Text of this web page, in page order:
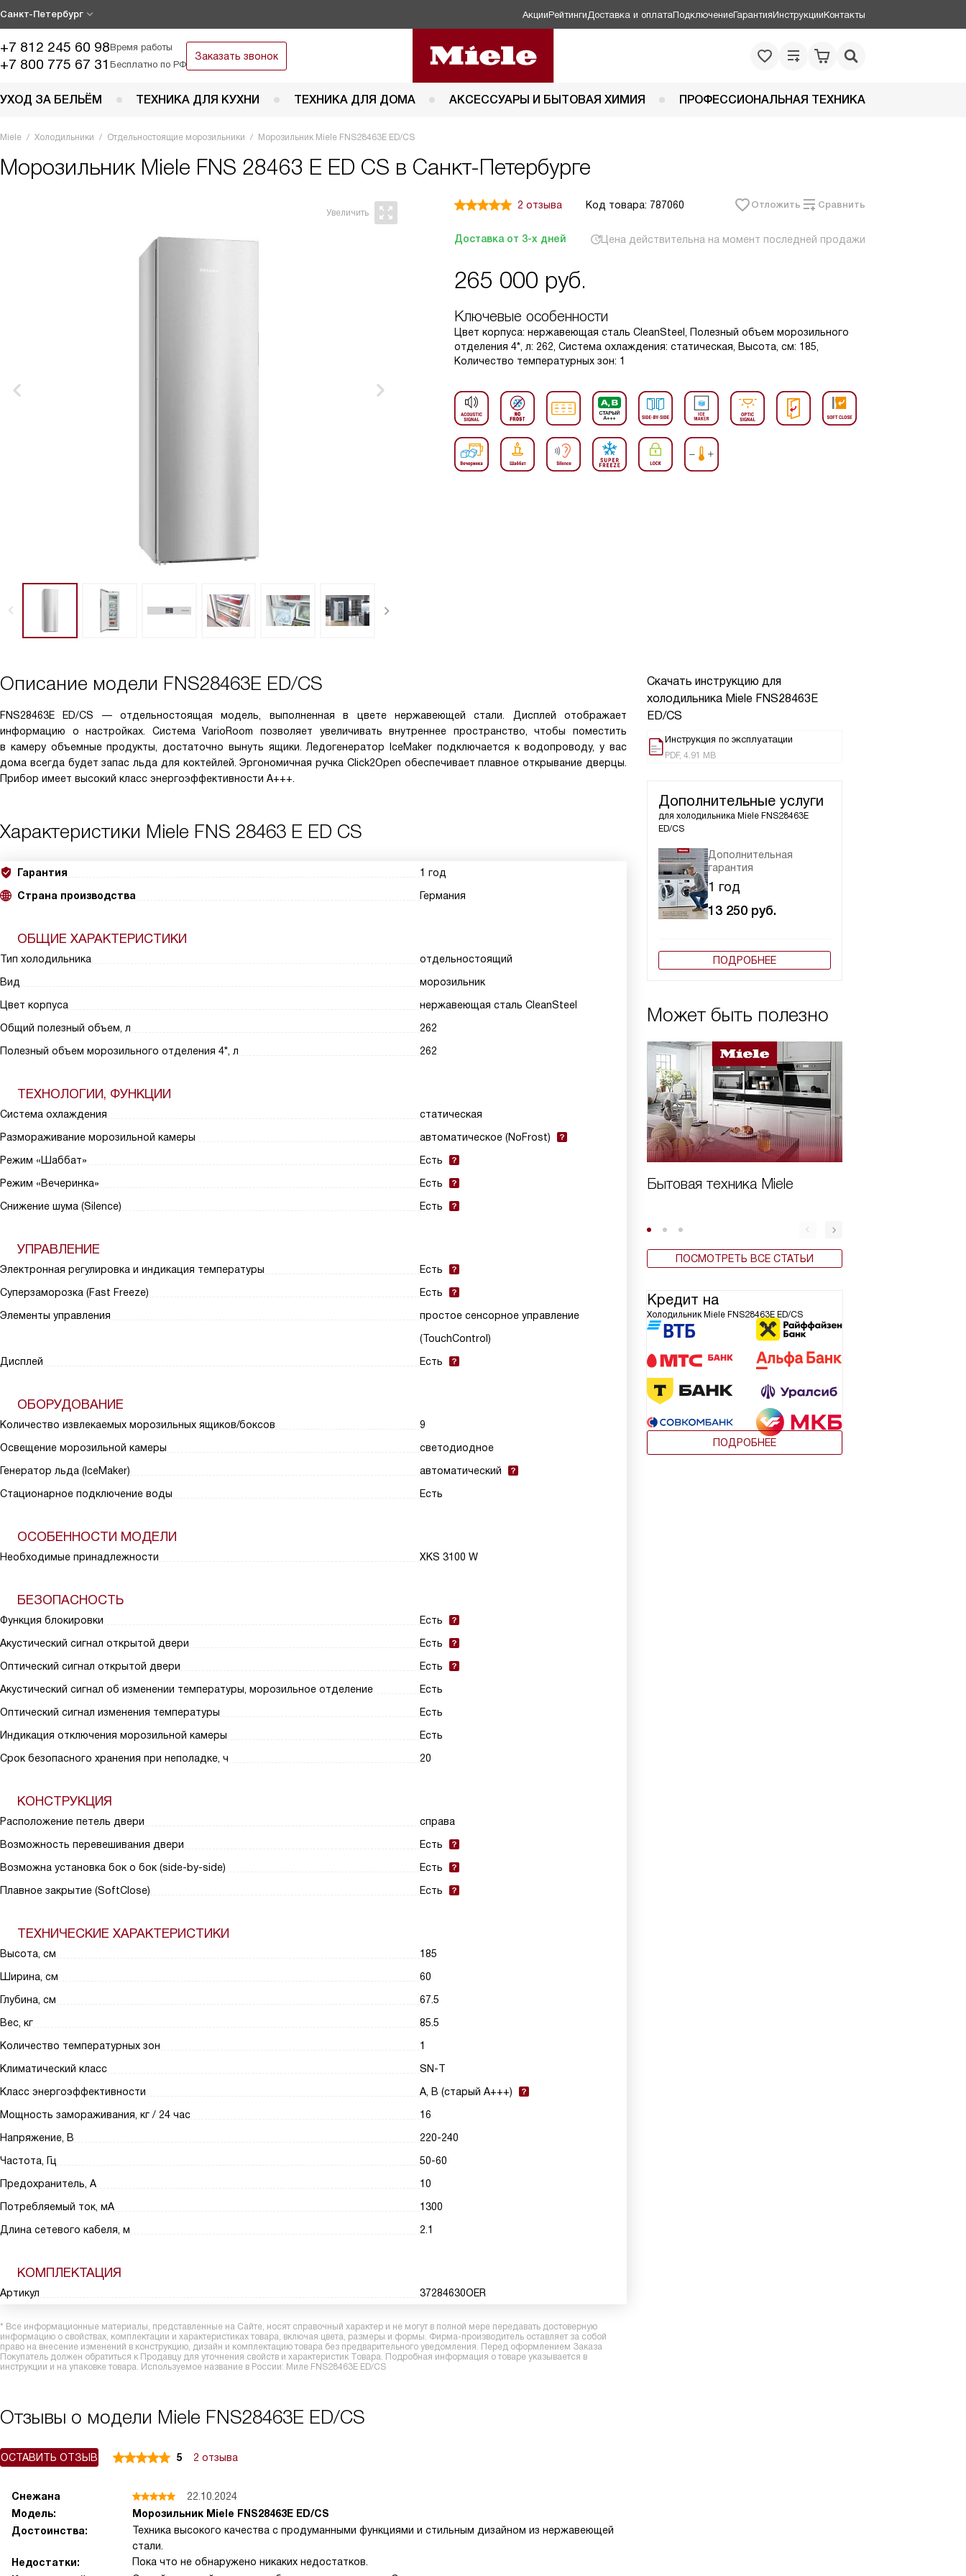
Санкт-Петербург АкцииРейтинги Доставка и оплатаПодключениеГарантияИнструкцииКонтакты
+7 812 245 60 98Время работы
+7 800 775 67 31 Бесплатно по РФ
Заказать звонок
УХОД ЗА БЕЛЬЁМ ТЕХНИКА ДЛЯ КУХНИ ТЕХНИКА ДЛЯ ДОМА АКСЕССУАРЫ И БЫТОВАЯ ХИМИЯ ПРОФЕССИОНАЛЬНАЯ ТЕХНИКА
Miele Холодильники Отдельностоящие морозильники Морозильник Miele FNS28463E ED/CS
Морозильник Miele FNS 28463 E ED CS в Санкт-Петербурге
2 отзыва Код товара: 787060 Отложить Сравнить
Доставка от 3-х дней Цена действительна на момент последней продажи
265 000 руб.
Ключевые особенности
Цвет корпуса: нержавеющая сталь CleanSteel, Полезный объем морозильного
отделения 4*, л: 262, Система охлаждения: статическая, Высота, см: 185,
Количество температурных зон: 1
Скачать инструкцию для
холодильника Miele FNS28463E
ED/CS
Инструкция по эксплуатации
PDF, 4.91 MB
Дополнительные услуги
для холодильника Miele FNS28463E
ED/CS
Дополнительная
гарантия
1 год
13 250 руб.
ПОДРОБНЕЕ
Может быть полезно
Бытовая техника Miele
ПОСМОТРЕТЬ ВСЕ СТАТЬИ
Кредит на
Холодильник Miele FNS28463E ED/CS
ПОДРОБНЕЕ
Описание модели FNS28463E ED/CS
FNS28463E ED/CS — отдельностоящая модель, выполненная в цвете нержавеющей стали. Дисплей отображает
информацию о настройках. Система VarioRoom позволяет увеличивать внутреннее пространство, чтобы поместить
в камеру объемные продукты, достаточно вынуть ящики. Ледогенератор IceMaker подключается к водопроводу, у вас
дома всегда будет запас льда для коктейлей. Эргономичная ручка Click2Open обеспечивает плавное открывание дверцы.
Прибор имеет высокий класс энергоэффективности А+++.
Характеристики Miele FNS 28463 E ED CS
Гарантия
1 год
Страна производства
Германия
ОБЩИЕ ХАРАКТЕРИСТИКИ
Тип холодильника
отдельностоящий
Вид
морозильник
Цвет корпуса
нержавеющая сталь CleanSteel
Общий полезный объем, л
262
Полезный объем морозильного отделения 4*, л
262
ТЕХНОЛОГИИ, ФУНКЦИИ
Система охлаждения
статическая
Размораживание морозильной камеры
автоматическое (NoFrost)
Режим «Шаббат»
Есть
Режим «Вечеринка»
Есть
Снижение шума (Silence)
Есть
УПРАВЛЕНИЕ
Электронная регулировка и индикация температуры
Есть
Суперзаморозка (Fast Freeze)
Есть
Элементы управления
простое сенсорное управление
(TouchControl)
Дисплей
Есть
ОБОРУДОВАНИЕ
Количество извлекаемых морозильных ящиков/боксов
9
Освещение морозильной камеры
светодиодное
Генератор льда (IceMaker)
автоматический
Стационарное подключение воды
Есть
ОСОБЕННОСТИ МОДЕЛИ
Необходимые принадлежности XKS 3100 W
БЕЗОПАСНОСТЬ
Функция блокировки
Есть
Акустический сигнал открытой двери
Есть
Оптический сигнал открытой двери
Есть
Акустический сигнал об изменении температуры, морозильное отделение
Есть
Оптический сигнал изменения температуры
Есть
Индикация отключения морозильной камеры
Есть
Срок безопасного хранения при неполадке, ч
20
КОНСТРУКЦИЯ
Расположение петель двери
справа
Возможность перевешивания двери
Есть
Возможна установка бок о бок (side-by-side)
Есть
Плавное закрытие (SoftClose)
Есть
ТЕХНИЧЕСКИЕ ХАРАКТЕРИСТИКИ
Высота, см
185
Ширина, см
60
Глубина, см
67.5
Вес, кг
85.5
Количество температурных зон
1
Климатический класс
SN-T
Класс энергоэффективности
A, B (старый A+++)
Мощность замораживания, кг / 24 час
16
Напряжение, В
220-240
Частота, Гц
50-60
Предохранитель, А
10
Потребляемый ток, мА
1300
Длина сетевого кабеля, м
2.1
КОМПЛЕКТАЦИЯ
Артикул 37284630OER
* Все информационные материалы, представленные на Сайте, носят справочный характер и не могут в полной мере передавать достоверную
информацию о свойствах, комплектации и характеристиках товара, включая цвета, размеры и формы. Фирма-производитель оставляет за собой
право на внесение изменений в конструкцию, дизайн и комплектацию товара без предварительного уведомления. Перед оформлением Заказа
Покупатель должен обратиться к Продавцу для уточнения свойств и характеристик Товара. Подробная информация о товаре указывается в
инструкции и на упаковке товара. Используемое название в России: Миле FNS28463E ED/CS
Отзывы о модели Miele FNS28463E ED/CS
5 2 отзыва
ОСТАВИТЬ ОТЗЫВ
Снежана
22.10.2024
Модель:
Морозильник Miele FNS28463E ED/CS
Достоинства:
Техника высокого качества с продуманными функциями и стильным дизайном из нержавеющей
стали.
Недостатки:
Пока что не обнаружено никаких недостатков.